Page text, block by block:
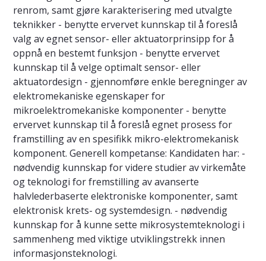
renrom, samt gjøre karakterisering med utvalgte
teknikker - benytte ervervet kunnskap til å foreslå
valg av egnet sensor- eller aktuatorprinsipp for å
oppnå en bestemt funksjon - benytte ervervet
kunnskap til å velge optimalt sensor- eller
aktuatordesign - gjennomføre enkle beregninger av
elektromekaniske egenskaper for
mikroelektromekaniske komponenter - benytte
ervervet kunnskap til å foreslå egnet prosess for
framstilling av en spesifikk mikro-elektromekanisk
komponent. Generell kompetanse: Kandidaten har: -
nødvendig kunnskap for videre studier av virkemåte
og teknologi for fremstilling av avanserte
halvlederbaserte elektroniske komponenter, samt
elektronisk krets- og systemdesign. - nødvendig
kunnskap for å kunne sette mikrosystemteknologi i
sammenheng med viktige utviklingstrekk innen
informasjonsteknologi.